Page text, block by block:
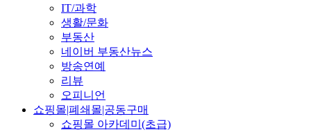
IT/과학
생활/문화
부동산
네이버 부동산뉴스
방송연예
리뷰
오피니언
쇼핑몰|폐쇄몰|공동구매
쇼핑몰 아카데미(초급)